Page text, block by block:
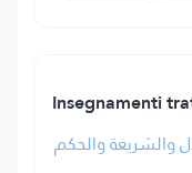
Insegnamenti
والشريعة والحكم